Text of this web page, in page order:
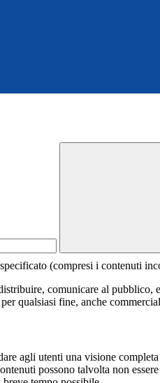
(compresi i contenuti
comunicare al pubblico,
qualsiasi fine, anche
agli utenti una visione
possono talvolta non